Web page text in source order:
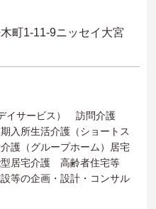
町1-11-9ニッセイ大宮
イサービス） 訪問介護
入所生活介護（ショートス
護（グループホーム）居宅
居宅介護 高齢者住宅等
等の企画・設計・コンサル